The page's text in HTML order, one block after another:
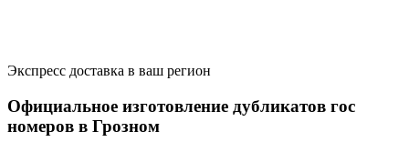
Экспресс доставка в ваш регион
Официальное изготовление дубликатов гос
номеров в Грозном